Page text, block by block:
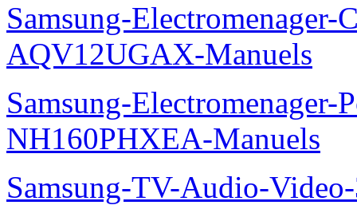
Samsung-Electromenager-
AQV12UGAX-Manuels
Samsung-
NH160PHXEA-Manuels
Samsung-TV-Audio-